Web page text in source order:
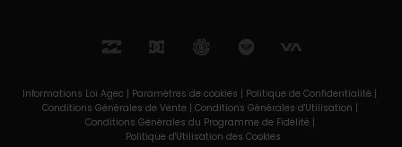
Informations Loi Agec | Paramètres de cookies | Politique de Confidentialité |
Conditions Générales de Vente | Conditions Générales d'Utilisation |
Conditions Générales du Programme de Fidélité |
Politique d'Utilisation des Cookies